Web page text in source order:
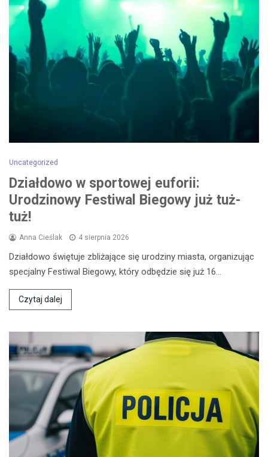
Uncategorized
Działdowo w sportowej euforii:
Urodzinowy Festiwal Biegowy już tuż-
tuż!
Anna Cieślak 4 sierpnia 2026
Działdowo świętuje zbliżające się urodziny miasta, organizując
specjalny Festiwal Biegowy, który odbędzie się już 16…
Czytaj dalej